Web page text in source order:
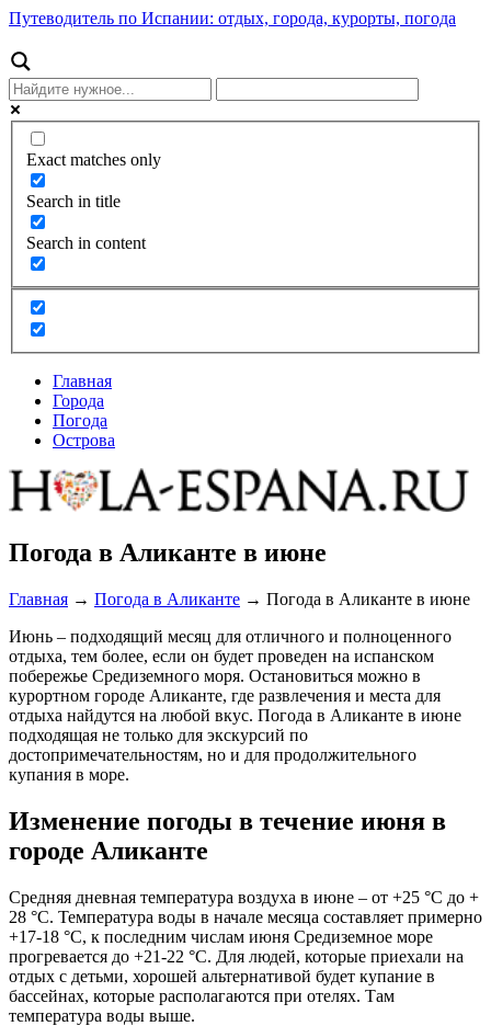
Путеводитель по Испании: отдых, города, курорты, погода
Exact matches only
Search in title
Search in content
Главная
Города
Погода
Острова
Погода в Аликанте в июне
Главная → Погода в Аликанте → Погода в Аликанте в июне
Июнь – подходящий месяц для отличного и полноценного
отдыха, тем более, если он будет проведен на испанском
побережье Средиземного моря. Остановиться можно в
курортном городе Аликанте, где развлечения и места для
отдыха найдутся на любой вкус. Погода в Аликанте в июне
подходящая не только для экскурсий по
достопримечательностям, но и для продолжительного
купания в море.
Изменение погоды в течение июня в
городе Аликанте
Средняя дневная температура воздуха в июне – от +25 °С до +
28 °С. Температура воды в начале месяца составляет примерно
+17-18 °С, к последним числам июня Средиземное море
прогревается до +21-22 °С. Для людей, которые приехали на
отдых с детьми, хорошей альтернативой будет купание в
бассейнах, которые располагаются при отелях. Там
температура воды выше.